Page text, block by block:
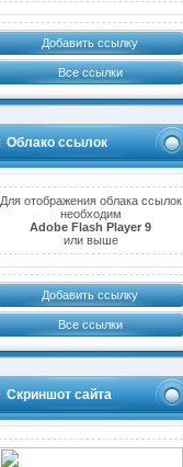
Добавить ссылку
Все ссылки
Облако ссылок
Для отображения облака ссылок
необходим
Adobe Flash Player 9
или выше
Добавить ссылку
Все ссылки
Скриншот сайта